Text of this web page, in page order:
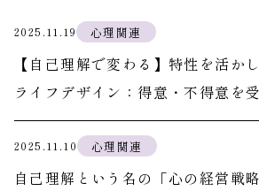
2025.11.19 心理関連
【自己理解で変わる】特性を活か
ライフデザイン：得意・不得意を
2025.11.10 心理関連
自己理解という名の「心の経営戦